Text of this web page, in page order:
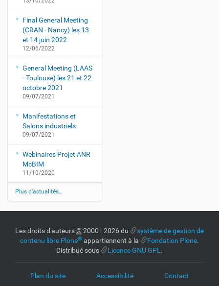
Final General Meeting
(CRAN - Nancy) les 13
et 14 juin 2022
12/06/2022
General Meeting (LAAS
- Toulouse) les 21 et 22
octobre 2021
09/07/2021
Manifestations et
Salons industriels
09/07/2021
Webinaires Projet ANR
McBIM
11/10/2020
Plus d'actualités…
Les droits d'auteurs©2000 - 2026 du
système de gestion de
contenu libre Plone® appartiennent à la Fondation Plone.
Distribué sous
Licence GNU GPL .
Plan du site Accessibilité
Contact